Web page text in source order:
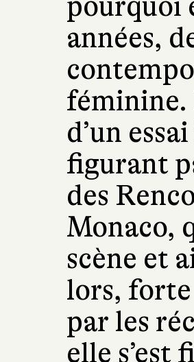
années,
féminine.
d’un
figurant
des
Monaco,
scène et
lors, forte
par les
elle s’est